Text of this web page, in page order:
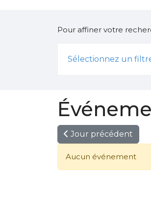
Pour affiner votre
Sélectionnez un
Jour précédent
Aucun événement